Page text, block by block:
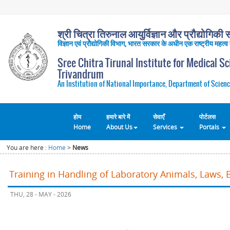
श्री चित्रा तिरुनाल आयुर्विज्ञान और
विज्ञान एवं प्रौद्योगिकी विभाग, भारत सरकार के अधीन एक राष्ट्रीय
Sree Chitra Tirunal Institute for Medical
Trivandrum
An Institution of National Importance, Department of
होम
Home
हमारे बारे में
About Us
सेवाएँ
Services
पोर्टलस
Portals
You are here : Home > News
Training in Handling of Laboratory Animals, Laws,
THU, 28 - MAY - 2026